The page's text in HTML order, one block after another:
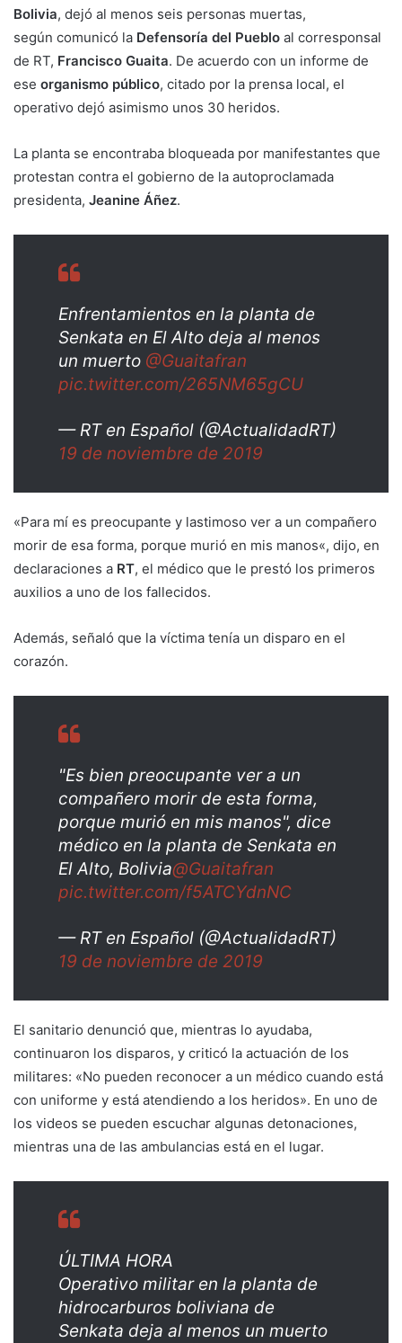
Bolivia, dejó al menos seis personas muertas,
según comunicó la Defensoría del Pueblo al corresponsal
de RT, Francisco Guaita. De acuerdo con un informe de
ese organismo público, citado por la prensa local, el
operativo dejó asimismo unos 30 heridos.
La planta se encontraba bloqueada por manifestantes que
protestan contra el gobierno de la autoproclamada
presidenta, Jeanine Áñez.
Enfrentamientos en la planta de
Senkata en El Alto deja al menos
un muerto @Guaitafran
pic.twitter.com/265NM65gCU
— RT en Español (@ActualidadRT)
19 de noviembre de 2019
«Para mí es preocupante y lastimoso ver a un compañero
morir de esa forma, porque murió en mis manos«, dijo, en
declaraciones a RT, el médico que le prestó los primeros
auxilios a uno de los fallecidos.
Además, señaló que la víctima tenía un disparo en el
corazón.
"Es bien preocupante ver a un
compañero morir de esta forma,
porque murió en mis manos", dice
médico en la planta de Senkata en
El Alto, Bolivia@Guaitafran
pic.twitter.com/f5ATCYdnNC
— RT en Español (@ActualidadRT)
19 de noviembre de 2019
El sanitario denunció que, mientras lo ayudaba,
continuaron los disparos, y criticó la actuación de los
militares: «No pueden reconocer a un médico cuando está
con uniforme y está atendiendo a los heridos». En uno de
los videos se pueden escuchar algunas detonaciones,
mientras una de las ambulancias está en el lugar.
ÚLTIMA HORA
Operativo militar en la planta de
hidrocarburos boliviana de
Senkata deja al menos un muerto